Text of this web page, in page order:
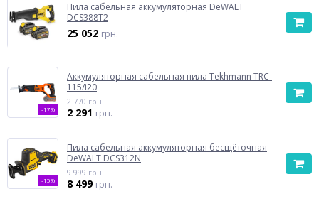
Пила сабельная аккумуляторная DeWALT
DCS388T2
25 052 грн.
-17%
Аккумуляторная сабельная пила Tekhmann TRC-
115/i20
2 770 грн.
2 291 грн.
-15%
Пила сабельная аккумуляторная бесщёточная
DeWALT DCS312N
9 999 грн.
8 499 грн.